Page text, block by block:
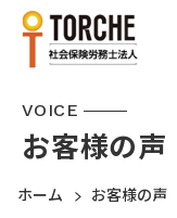
VOICE
お客様の声
ホーム お客様の声